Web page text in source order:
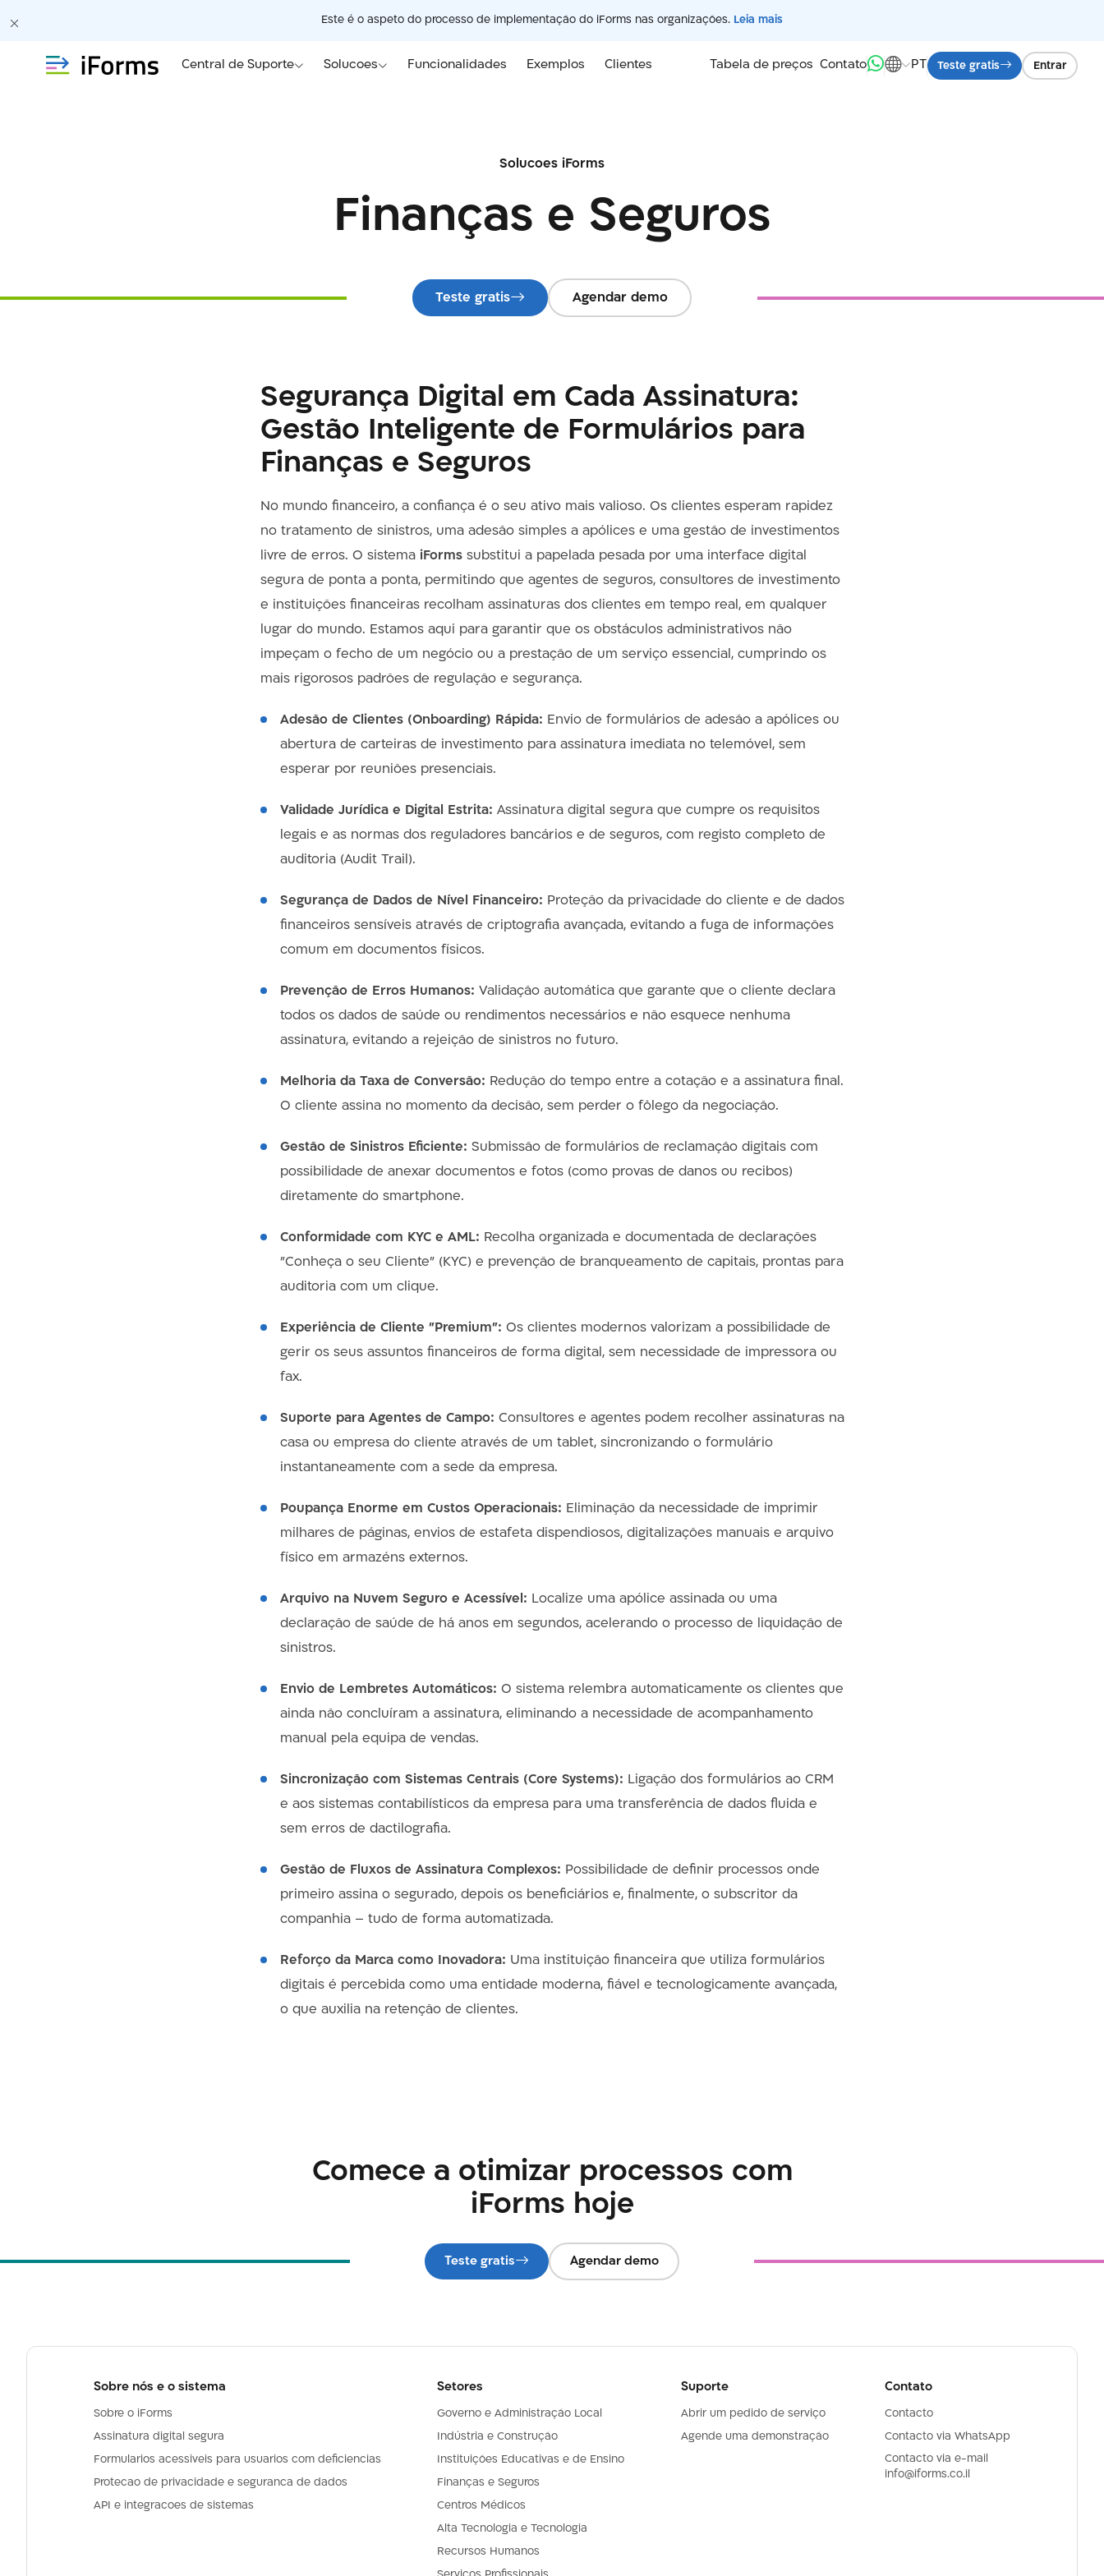
Este é o aspeto do processo de implementação do iForms nas organizações. Leia mais
Central de Suporte Solucoes Funcionalidades Exemplos Clientes Tabela de preços Contato PT Teste gratis Entrar
Solucoes iForms
Finanças e Seguros
Teste gratis Agendar demo
Segurança Digital em Cada Assinatura:
Gestão Inteligente de Formulários para
Finanças e Seguros
No mundo financeiro, a confiança é o seu ativo mais valioso. Os clientes esperam rapidez
no tratamento de sinistros, uma adesão simples a apólices e uma gestão de investimentos
livre de erros. O sistema iFormssubstitui a papelada pesada por uma interface digital
segura de ponta a ponta, permitindo que agentes de seguros, consultores de investimento
e instituições financeiras recolham assinaturas dos clientes em tempo real, em qualquer
lugar do mundo. Estamos aqui para garantir que os obstáculos administrativos não
impeçam o fecho de um negócio ou a prestação de um serviço essencial, cumprindo os
mais rigorosos padrões de regulação e segurança.
Adesão de Clientes (Onboarding) Rápida: Envio de formulários de adesão a apólices ou
abertura de carteiras de investimento para assinatura imediata no telemóvel, sem
esperar por reuniões presenciais.
Validade Jurídica e Digital Estrita: Assinatura digital segura que cumpre os requisitos
legais e as normas dos reguladores bancários e de seguros, com registo completo de
auditoria (Audit Trail).
Segurança de Dados de Nível Financeiro: Proteção da privacidade do cliente e de dados
financeiros sensíveis através de criptografia avançada, evitando a fuga de informações
comum em documentos físicos.
Prevenção de Erros Humanos: Validação automática que garante que o cliente declara
todos os dados de saúde ou rendimentos necessários e não esquece nenhuma
assinatura, evitando a rejeição de sinistros no futuro.
Melhoria da Taxa de Conversão: Redução do tempo entre a cotação e a assinatura final.
O cliente assina no momento da decisão, sem perder o fôlego da negociação.
Gestão de Sinistros Eficiente: Submissão de formulários de reclamação digitais com
possibilidade de anexar documentos e fotos (como provas de danos ou recibos)
diretamente do smartphone.
Conformidade com KYC e AML: Recolha organizada e documentada de declarações
"Conheça o seu Cliente" (KYC) e prevenção de branqueamento de capitais, prontas para
auditoria com um clique.
Experiência de Cliente "Premium": Os clientes modernos valorizam a possibilidade de
gerir os seus assuntos financeiros de forma digital, sem necessidade de impressora ou
fax.
Suporte para Agentes de Campo: Consultores e agentes podem recolher assinaturas na
casa ou empresa do cliente através de um tablet, sincronizando o formulário
instantaneamente com a sede da empresa.
Poupança Enorme em Custos Operacionais: Eliminação da necessidade de imprimir
milhares de páginas, envios de estafeta dispendiosos, digitalizações manuais e arquivo
físico em armazéns externos.
Arquivo na Nuvem Seguro e Acessível: Localize uma apólice assinada ou uma
declaração de saúde de há anos em segundos, acelerando o processo de liquidação de
sinistros.
Envio de Lembretes Automáticos: O sistema relembra automaticamente os clientes que
ainda não concluíram a assinatura, eliminando a necessidade de acompanhamento
manual pela equipa de vendas.
Sincronização com Sistemas Centrais (Core Systems): Ligação dos formulários ao CRM
e aos sistemas contabilísticos da empresa para uma transferência de dados fluida e
sem erros de dactilografia.
Gestão de Fluxos de Assinatura Complexos: Possibilidade de definir processos onde
primeiro assina o segurado, depois os beneficiários e, finalmente, o subscritor da
companhia – tudo de forma automatizada.
Reforço da Marca como Inovadora: Uma instituição financeira que utiliza formulários
digitais é percebida como uma entidade moderna, fiável e tecnologicamente avançada,
o que auxilia na retenção de clientes.
Comece a otimizar processos com
iForms hoje
Teste gratis Agendar demo
Sobre nós e o sistema
Sobre o iForms
Assinatura digital segura
Formularios acessiveis para usuarios com deficiencias
Protecao de privacidade e seguranca de dados
API e integracoes de sistemas
Setores
Governo e Administração Local
Indústria e Construção
Instituições Educativas e de Ensino
Finanças e Seguros
Centros Médicos
Alta Tecnologia e Tecnologia
Recursos Humanos
Suporte
Abrir um pedido de serviço
Agende uma demonstração
Contato
Contacto
Contacto via WhatsApp
Contacto via e-mail
info@iforms.co.il